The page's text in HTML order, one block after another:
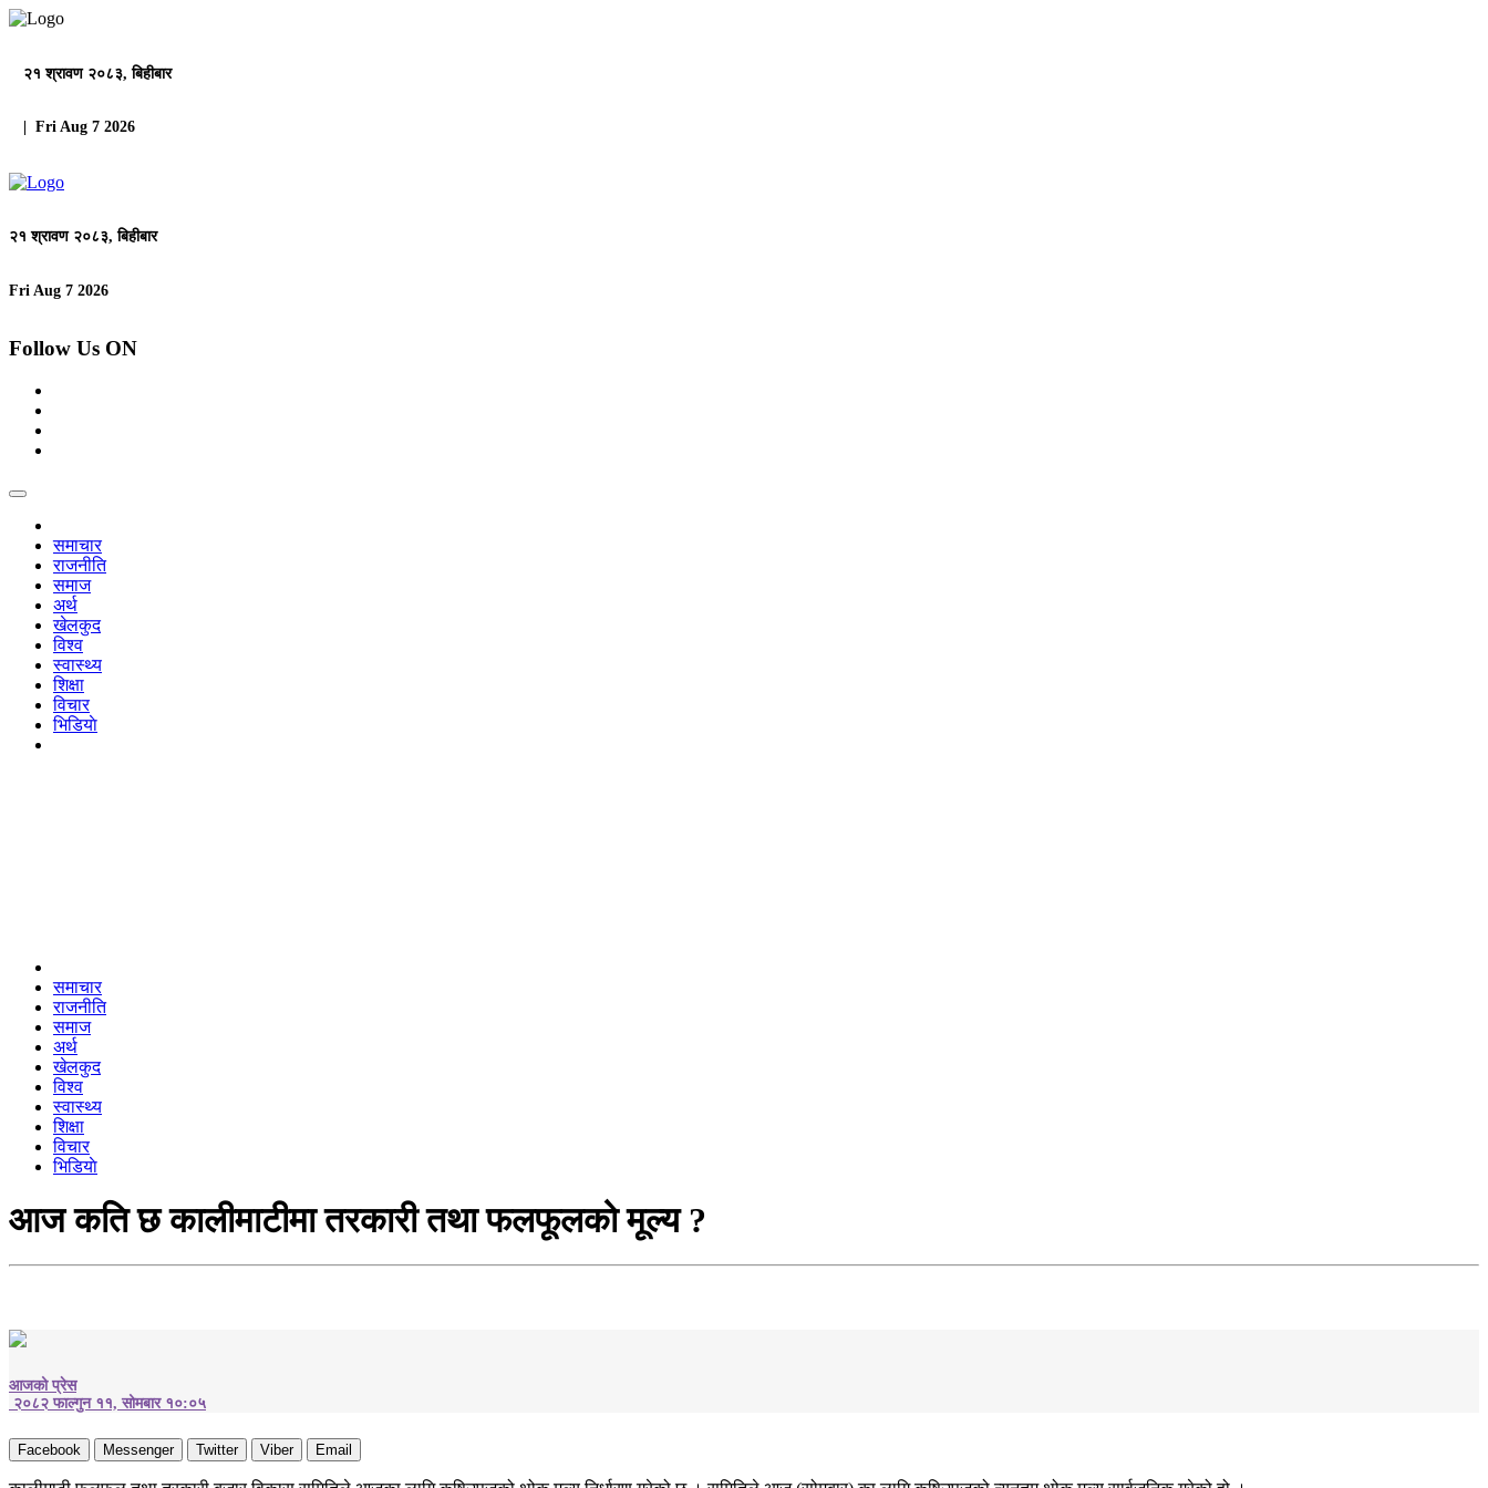
२१ श्रावण २०८३, बिहीबार
| Fri Aug 7 2026
२१ श्रावण २०८३, बिहीबार
Fri Aug 7 2026
Follow Us ON
समाचार
राजनीति
समाज
अर्थ
खेलकुद
विश्व
स्वास्थ्य
शिक्षा
विचार
भिडियाे
समाचार
राजनीति
समाज
अर्थ
खेलकुद
विश्व
स्वास्थ्य
शिक्षा
विचार
भिडियाे
आज कति छ कालीमाटीमा तरकारी तथा फलफूलको मूल्य ?
आजको प्रेस
२०८२ फाल्गुन ११, सोमबार १०:०५
Facebook Messenger Twitter Viber Email